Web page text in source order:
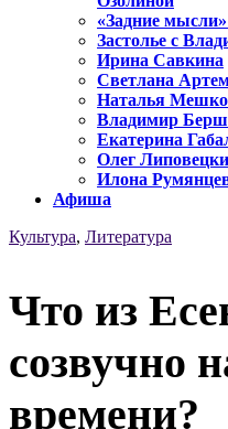
«Задние
Застолье с
Ирина Савкина
Светлана
Наталья
Владимир
Екатерина
Олег
Илона
Афиша
Культура, Литература
Что из
созвучно
времени?